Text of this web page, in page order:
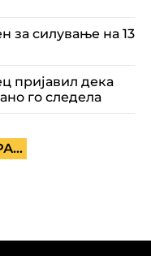
за силување на 13
пријавил дека
го следела